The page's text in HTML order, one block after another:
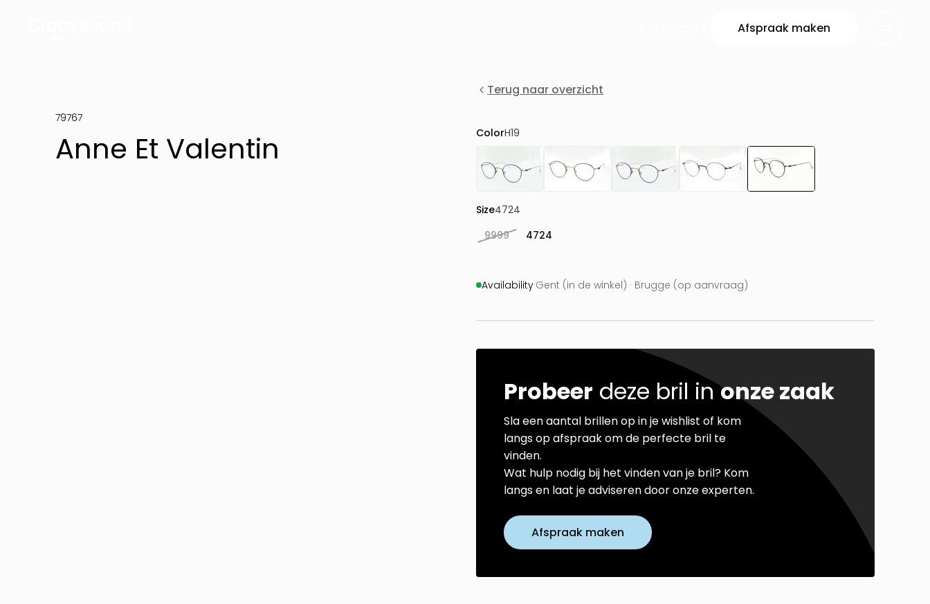
Afspraak maken
79767
Anne Et Valentin
Terug naar overzicht
ColorH19
Size4724
9999
4724
Availability·Gent (in de winkel) · Brugge (op aanvraag)
Probeer deze bril inonze zaak
Sla een aantal brillen op in je wishlist of kom
langs op afspraak om de perfecte bril te
vinden.
Wat hulp nodig bij het vinden van je bril? Kom
langs en laat je adviseren door onze experten.
Afspraak maken